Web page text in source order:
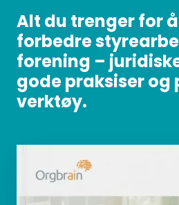
Alt du trenger for
forbedre
forening –
gode praksiser og
verktøy.